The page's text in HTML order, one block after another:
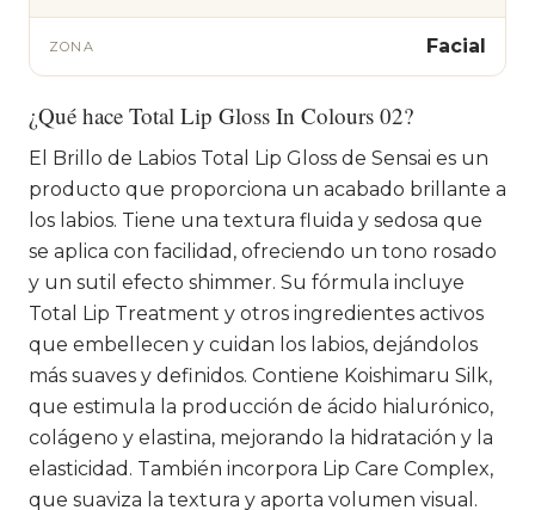
ZONA Facial
¿Qué hace Total Lip Gloss In Colours 02?
El Brillo de Labios Total Lip Gloss de Sensai es un
producto que proporciona un acabado brillante a
los labios. Tiene una textura fluida y sedosa que
se aplica con facilidad, ofreciendo un tono rosado
y un sutil efecto shimmer. Su fórmula incluye
Total Lip Treatment y otros ingredientes activos
que embellecen y cuidan los labios, dejándolos
más suaves y definidos. Contiene Koishimaru Silk,
que estimula la producción de ácido hialurónico,
colágeno y elastina, mejorando la hidratación y la
elasticidad. También incorpora Lip Care Complex,
que suaviza la textura y aporta volumen visual.